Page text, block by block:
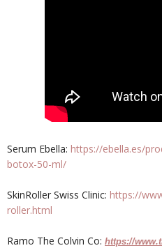
Serum Ebella: https://ebella.es/
botox-50-ml/
SkinRoller Swiss Clinic: https://
roller.html
Ramo The Colvin Co: https://